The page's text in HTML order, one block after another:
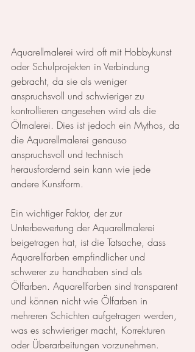
Aquarellmalerei wird oft mit Hobbykunst
oder Schulprojekten in Verbindung
gebracht, da sie als weniger
anspruchsvoll und schwieriger zu
kontrollieren angesehen wird als die
Ölmalerei. Dies ist jedoch ein Mythos, da
die Aquarellmalerei genauso
anspruchsvoll und technisch
herausfordernd sein kann wie jede
andere Kunstform.
Ein wichtiger Faktor, der zur
Unterbewertung der Aquarellmalerei
beigetragen hat, ist die Tatsache, dass
Aquarellfarben empfindlicher und
schwerer zu handhaben sind als
Ölfarben. Aquarellfarben sind transparent
und können nicht wie Ölfarben in
mehreren Schichten aufgetragen werden,
was es schwieriger macht, Korrekturen
oder Überarbeitungen vorzunehmen.